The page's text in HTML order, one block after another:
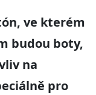
ve kterém
budou boty,
na
pro